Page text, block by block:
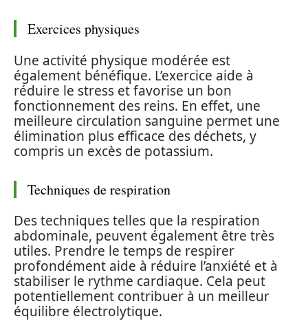
Exercices physiques
Une activité physique modérée est
également bénéfique. L’exercice aide à
réduire le stress et favorise un bon
fonctionnement des reins. En effet, une
meilleure circulation sanguine permet une
élimination plus efficace des déchets, y
compris un excès de potassium.
Techniques de respiration
Des techniques telles que la respiration
abdominale, peuvent également être très
utiles. Prendre le temps de respirer
profondément aide à réduire l’anxiété et à
stabiliser le rythme cardiaque. Cela peut
potentiellement contribuer à un meilleur
équilibre électrolytique.